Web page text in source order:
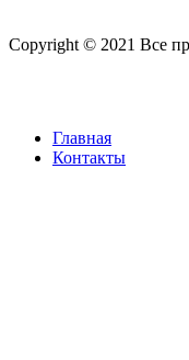
Copyright © 2021 Все
Главная
Контакты